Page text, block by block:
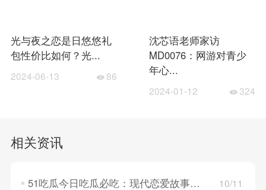
光与夜之恋是日悠悠礼
包性价比如何？光...
2024-06-13 86
沈芯语老师家访
MD0076：网游对青少
年心...
2024-01-12 324
相关资讯
51吃瓜今日吃瓜必吃：现代恋爱故事，探索年轻人的情感世界！ 10/11